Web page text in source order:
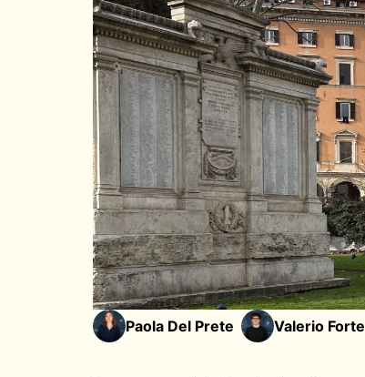
Paola Del Prete Valerio Forte